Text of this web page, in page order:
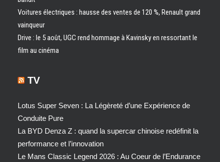
Voitures électriques : hausse des ventes de 120 %, Renault grand
vainqueur
Drive : le 5 août, UGC rend hommage à Kavinsky en ressortant le
film au cinéma
TV
Lotus Super Seven : La Légèreté d’une Expérience de
Conduite Pure
La BYD Denza Z : quand la supercar chinoise redéfinit la
performance et l’innovation
Le Mans Classic Legend 2026 : Au Coeur de l’Endurance